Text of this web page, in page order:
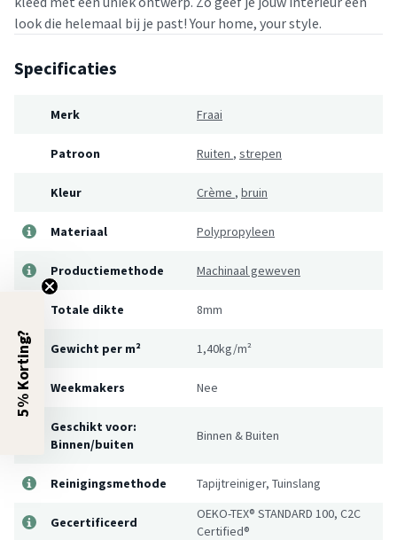
look die helemaal bij je past! Your home, your style.
Specificaties
Merk Fraai
Patroon Ruiten , strepen
Kleur Crème , bruin
Materiaal Polypropyleen
Productiemethode Machinaal geweven
Totale dikte 8mm
Gewicht per m² 1,40kg/m²
Weekmakers Nee
Geschikt voor:
Binnen/buiten
Binnen & Buiten
Reinigingsmethode Tapijtreiniger, Tuinslang
Gecertificeerd
OEKO-TEX® STANDARD 100, C2C
Certified®
5% Korting?